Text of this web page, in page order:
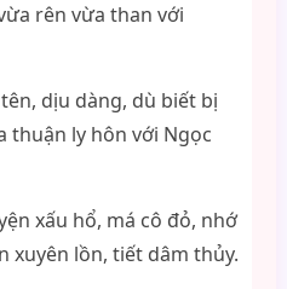
rên vừa than với
dịu dàng, dù biết bị
thuận ly hôn với Ngọc
xấu hổ, má cô đỏ, nhớ
xuyên lồn, tiết dâm thủy.